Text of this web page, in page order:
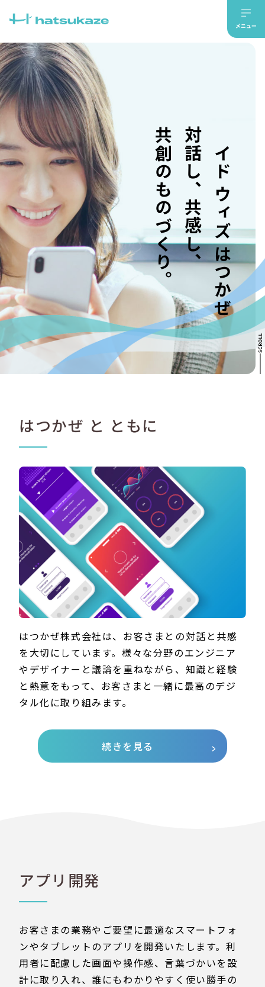
メイド ウィズ はつかぜ
対話し、共感し、
共創のものづくり。
はつかぜ と ともに
はつかぜ株式会社は、お客さまとの対話と共感
を大切にしています。様々な分野のエンジニア
やデザイナーと議論を重ねながら、知識と経験
と熱意をもって、お客さまと一緒に最高のデジ
タル化に取り組みます。
続きを見る
アプリ開発
お客さまの業務やご要望に最適なスマートフォ
ンやタブレットのアプリを開発いたします。利
用者に配慮した画面や操作感、言葉づかいを設
計に取り入れ、誰にもわかりやすく使い勝手の